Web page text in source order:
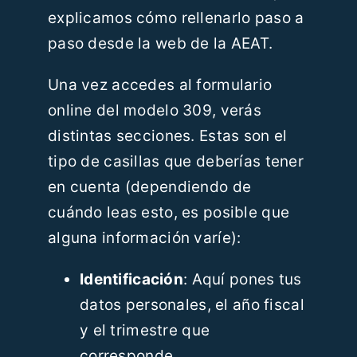
explicamos cómo rellenarlo paso a
paso desde la web de la AEAT.
Una vez accedes al formulario
online del modelo 309, verás
distintas secciones. Estas son el
tipo de casillas que deberías tener
en cuenta (dependiendo de
cuándo leas esto, es posible que
alguna información varíe):
Identificación: Aquí pones tus
datos personales, el año fiscal
y el trimestre que